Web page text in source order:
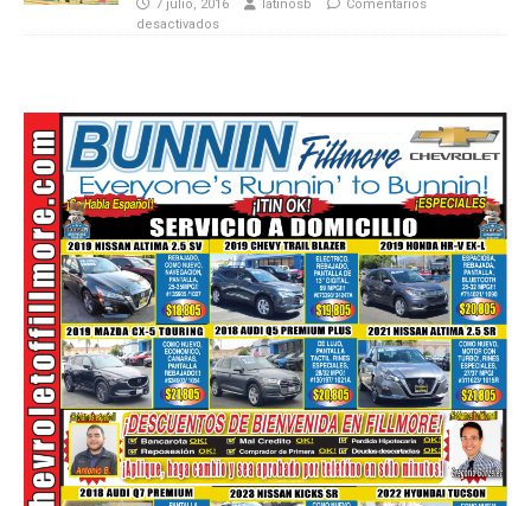
7 julio, 2016 latinosb
Comentarios
desactivados